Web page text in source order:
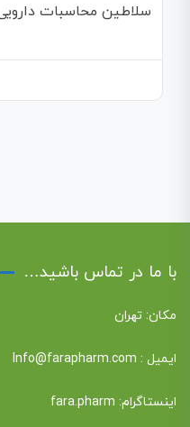
سلاطین محاسبات
با ما در تماس باشید…
مکان: تهران
ایمیل : Info@farapharm.com
اینستاگرام: fara.pharm